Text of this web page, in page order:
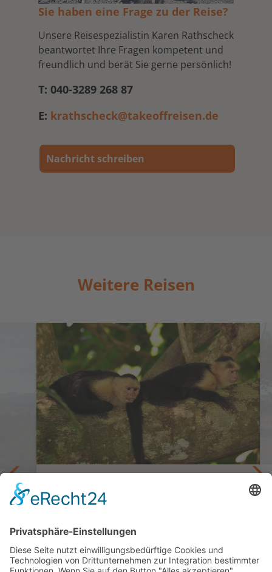
Sie haben eine Frage zu der Reise?
Unsere Reisespezialistin Karen Rathscheck
beantwortet Ihre Fragen kompetent und
freundlich und berät Sie gerne persönlich!
T: 040-3289 268 87
E: krathscheck@takeoffreisen.de
Nachricht schreiben
Weitere Reisen
Costa Rica privat mit Guide PAZIFIK
ab 4.245,— €